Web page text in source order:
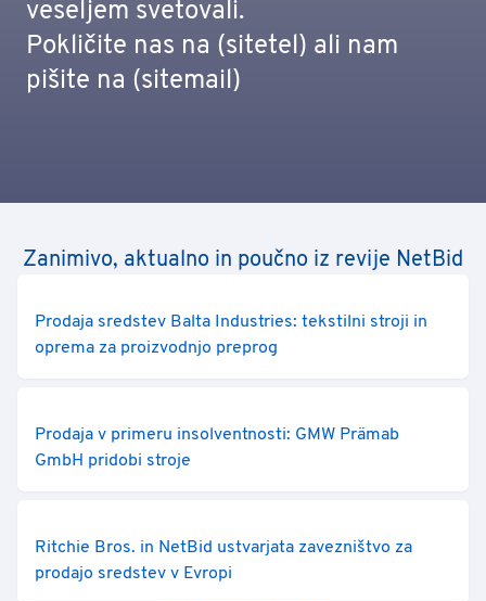
veseljem svetovali.
Pokličite nas na (sitetel) ali nam
pišite na (sitemail)
Zanimivo, aktualno in poučno iz revije NetBid
Prodaja sredstev Balta Industries: tekstilni stroji in
oprema za proizvodnjo preprog
Prodaja v primeru insolventnosti: GMW Prämab
GmbH pridobi stroje
Ritchie Bros. in NetBid ustvarjata zavezništvo za
prodajo sredstev v Evropi